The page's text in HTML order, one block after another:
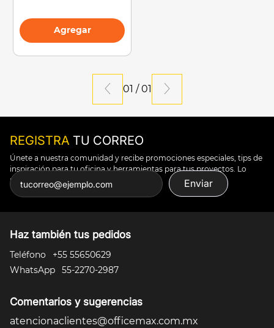
Agregar
01 /01
REGISTRA TU CORREO
Únete a nuestra comunidad y recibe promociones especiales, tips de
inspiración para tu oficina y herramientas para tus proyectos. Lo
puedes todo.
Enviar
Haz también tus pedidos
Teléfono
+55 55650629
WhatsApp
55-2270-2987
Comentarios y sugerencias
atencionaclientes@officemax.com.mx